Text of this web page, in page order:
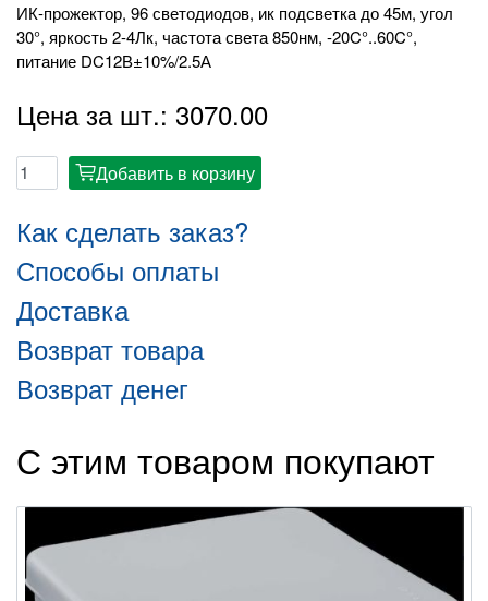
ИК-прожектор, 96 светодиодов, ик подсветка до 45м, угол
30°, яркость 2-4Лк, частота света 850нм, -20C°..60C°,
питание DC12В±10%/2.5А
Цена за шт.: 3070.00
cartДобавить в корзину
Как сделать заказ?
Способы оплаты
Доставка
Возврат товара
Возврат денег
С этим товаром покупают